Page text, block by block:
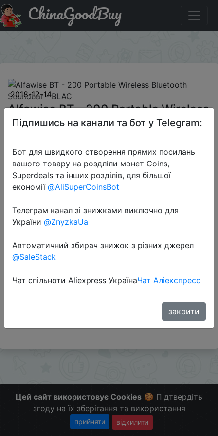
Придбати по знижці GBAFFYL197 Alfawise BT - 200
Portable Wireless Bluetooth Soundbar - BLAC
ChinaGoodBuy
2018-12-14
Alfawise BT - 200 Portable Wireless
Bluetooth Soundbar - BLAC
$30.99
Перейти до магазину
Додаткова інформація відсутня.
Слідкуйте за знижками на мобільному, в телеграм
Цей сайт використовує Cookies 🍪 Підтвердіть
згоду на їх зберігання та використання
прийняти відхилити
Підпишись на канали та бот у Telegram:
Бот для швидкого створення прямих посилань
вашого товару на роздліли монет Coins,
Superdeals та інших розділів, для більшої
економії @AliSuperCoinsBot
Телеграм канал зі знижками виключно для
України @ZnyzkaUa
Автоматичний збирач знижок з різних джерел
@SaleStack
Чат спільноти Aliexpress УкраїнаЧат Аліекспресс
закрити